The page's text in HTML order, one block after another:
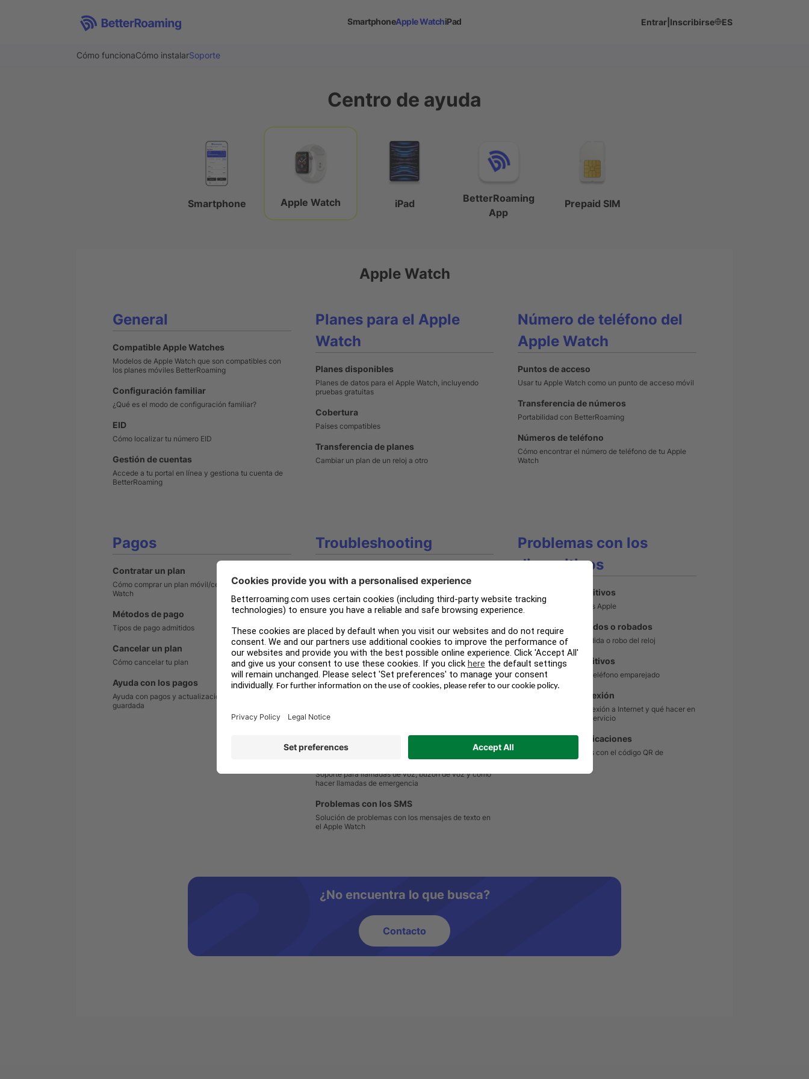
SmartphoneApple WatchiPad Entrar| Inscribirse ES
Cómo funcionaCómo instalarSoporte
Centro de ayuda
Smartphone Apple Watch iPad
BetterRoaming
App
Prepaid SIM
Apple Watch
General
Compatible Apple Watches
Modelos de Apple Watch que son compatibles con
los planes móviles BetterRoaming
Configuración familiar
¿Qué es el modo de configuración familiar?
EID
Cómo localizar tu número EID
Gestión de cuentas
Accede a tu portal en línea y gestiona tu cuenta de
BetterRoaming
Planes para el Apple
Watch
Planes disponibles
Planes de datos para el Apple Watch, incluyendo
pruebas gratuitas
Cobertura
Países compatibles
Transferencia de planes
Cambiar un plan de un reloj a otro
Número de teléfono del
Apple Watch
Puntos de acceso
Usar tu Apple Watch como un punto de acceso móvil
Transferencia de números
Portabilidad con BetterRoaming
Números de teléfono
Cómo encontrar el número de teléfono de tu Apple
Watch
Pagos
Contratar un plan
Cómo comprar un plan móvil/celular para un Apple
Watch
Métodos de pago
Tipos de pago admitidos
Cancelar un plan
Cómo cancelar tu plan
Ayuda con los pagos
Ayuda con pagos y actualización de una tarjeta
guardada
Troubleshooting
Resolución de problemas que pueden ocurrir durante
la configuración
Solución de problemas
General issues that may occur while using our Apple
Watch service
Portal en línea
Problemas con el portal en línea
Cambiar de país o de plan
Los límites de tu plan Apple Watch
Soporte de llamadas y buzón de voz
Soporte para llamadas de voz, buzón de voz y cómo
hacer llamadas de emergencia
Problemas con los SMS
Solución de problemas con los mensajes de texto en
el Apple Watch
Problemas con los
dispositivos
Soporte de dispositivos
Gestión de dispositivos Apple
Dispositivos perdidos o robados
Ayuda en caso de pérdida o robo del reloj
Cambio de dispositivos
Cambiar de reloj o de teléfono emparejado
Problemas de conexión
Cómo refrescar la conexión a Internet y qué hacer en
caso de error No hay servicio
Uso de datos y aplicaciones
Solución de problemas con el código QR de
BetterRoaming
¿No encuentra lo que busca?
Contacto